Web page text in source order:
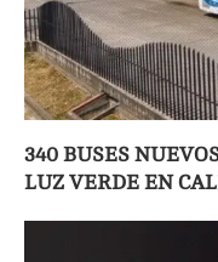
340 BUSES
LUZ VERDE EN